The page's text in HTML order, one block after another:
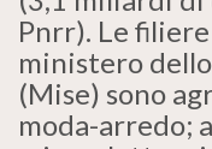
Pnrr). Le
ministero
(Mise) sono
moda-arredo;